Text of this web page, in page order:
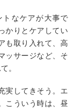
トなケアが大事で
かりとケアしてい
も取り入れて、高
ッサージなど、そ
。
実してきそう。エ
こういう時は、昼